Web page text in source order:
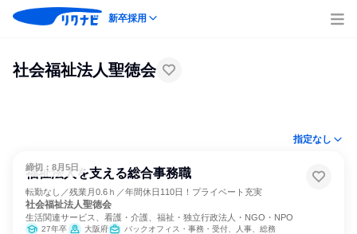
新卒採用
社会福祉法人聖徳会
指定なし
締切：8月5日
福祉法人を支える総合事務職
転勤なし／残業月0.6ｈ／年間休日110日！プライベート充実
社会福祉法人聖徳会
生活関連サービス、看護・介護、福祉・独立行政法人・NGO・NPO
27年卒 大阪府 バックオフィス・事務・受付、人事、総務